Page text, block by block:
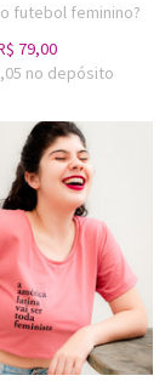
futebol feminino?
79,00
no depósito